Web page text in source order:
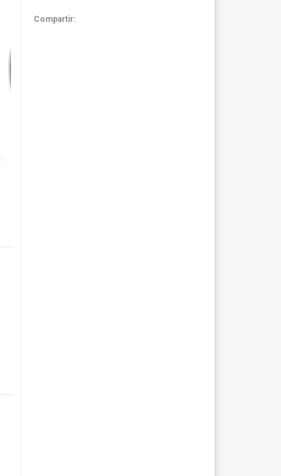
Compartir: